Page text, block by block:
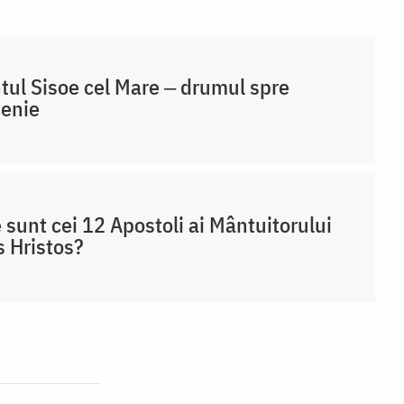
Sisoe cel Mare ‒ drumul spre
sunt cei 12 Apostoli ai Mântuitorului
Hristos?